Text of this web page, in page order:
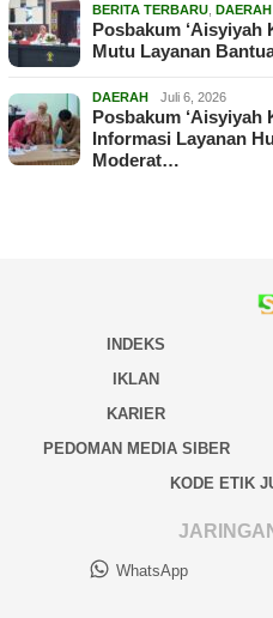
BERITA TERBARU DAERAH
Posbakum
Mutu Layanan
DAERAH Juli 6, 2026
Posbakum ‘Aisyiyah
Informasi Layanan
Moderat…
INDEKS
IKLAN
KARIER
PEDOMAN MEDIA SIBER
KODE ETIK
WhatsApp